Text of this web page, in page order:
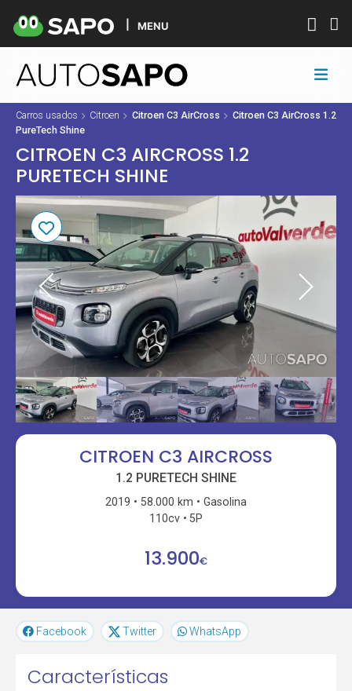
MENU
Carros usados Citroen Citroen C3 AirCross
Citroen C3 AirCross 1.2
PureTech Shine
CITROEN C3 AIRCROSS 1.2
PURETECH SHINE
CITROEN C3 AIRCROSS
1.2 PURETECH SHINE
2019 58.000 km
Gasolina
110cv
5P
13.900€
Facebook Twitter WhatsApp
Características